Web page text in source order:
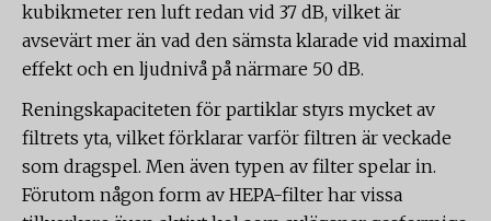
kubikmeter ren luft redan vid 37 dB, vilket är
avsevärt mer än vad den sämsta klarade vid maximal
effekt och en ljudnivå på närmare 50 dB.
Reningskapaciteten för partiklar styrs mycket av
filtrets yta, vilket förklarar varför filtren är veckade
som dragspel. Men även typen av filter spelar in.
Förutom någon form av HEPA-filter har vissa